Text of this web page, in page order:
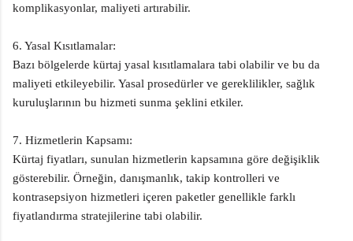
komplikasyonlar, maliyeti artırabilir.
6. Yasal Kısıtlamalar:
Bazı bölgelerde kürtaj yasal kısıtlamalara tabi olabilir ve bu da
maliyeti etkileyebilir. Yasal prosedürler ve gereklilikler, sağlık
kuruluşlarının bu hizmeti sunma şeklini etkiler.
7. Hizmetlerin Kapsamı:
Kürtaj fiyatları, sunulan hizmetlerin kapsamına göre değişiklik
gösterebilir. Örneğin, danışmanlık, takip kontrolleri ve
kontrasepsiyon hizmetleri içeren paketler genellikle farklı
fiyatlandırma stratejilerine tabi olabilir.